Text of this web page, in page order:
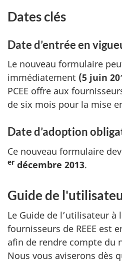
Dates clés
Date d’entrée en
Le nouveau formulaire
immédiatement (5 juin
PCEE offre aux
de six mois pour la mise
Date d’adoption
Ce nouveau formulaire
er décembre 2013.
Guide de
Le Guide de l’utilisateur à
fournisseurs de REEE est
afin de rendre compte du
Nous vous aviserons dès